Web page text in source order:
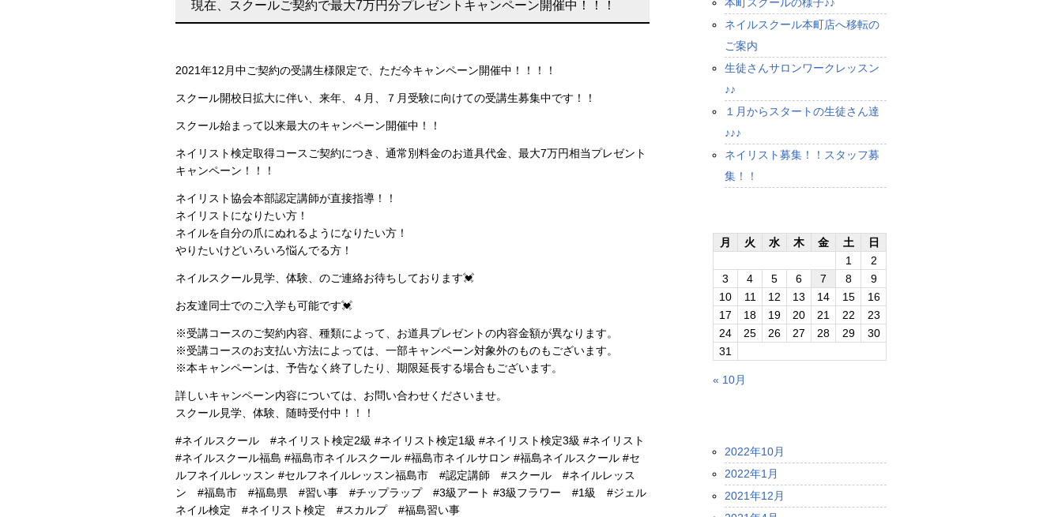
現在、スクールご契約で最大7万円分プレゼントキャンペーン開催中！！！
2021年12月中ご契約の受講生様限定で、ただ今キャンペーン開催中！！！！
スクール開校日拡大に伴い、来年、４月、７月受験に向けての受講生募集中です！！
スクール始まって以来最大のキャンペーン開催中！！
ネイリスト検定取得コースご契約につき、通常別料金のお道具代金、最大7万円相当プレゼント
キャンペーン！！！
ネイリスト協会本部認定講師が直接指導！！
ネイリストになりたい方！
ネイルを自分の爪にぬれるようになりたい方！
やりたいけどいろいろ悩んでる方！
ネイルスクール見学、体験、のご連絡お待ちしております💓
お友達同士でのご入学も可能です💓
※受講コースのご契約内容、種類によって、お道具プレゼントの内容金額が異なります。
※受講コースのお支払い方法によっては、一部キャンペーン対象外のものもございます。
※本キャンペーンは、予告なく終了したり、期限延長する場合もございます。
詳しいキャンペーン内容については、お問い合わせくださいませ。
スクール見学、体験、随時受付中！！！
#ネイルスクール #ネイリスト検定2級 #ネイリスト検定1級 #ネイリスト検定3級 #ネイリスト
#ネイルスクール福島 #福島市ネイルスクール #福島市ネイルサロン #福島ネイルスクール #セ
ルフネイルレッスン #セルフネイルレッスン福島市 #認定講師 #スクール #ネイルレッス
ン #福島市 #福島県 #習い事 #チップラップ #3級アート #3級フラワー #1級 #ジェル
ネイル検定 #ネイリスト検定 #スカルプ #福島習い事
ネイルスクール本町店へ移転の
ご案内
生徒さんサロンワークレッスン
♪♪
１月からスタートの生徒さん達
♪♪♪
ネイリスト募集！！スタッフ募
集！！
月 火 水 木 金 土
日
1
2
3
4 5 6 7 8
9
10
11 12 13 14 15
16
17
18 19 20 21 22
23
24
25 26 27 28 29
30
31
« 10月
2022年10月
2022年1月
2021年12月